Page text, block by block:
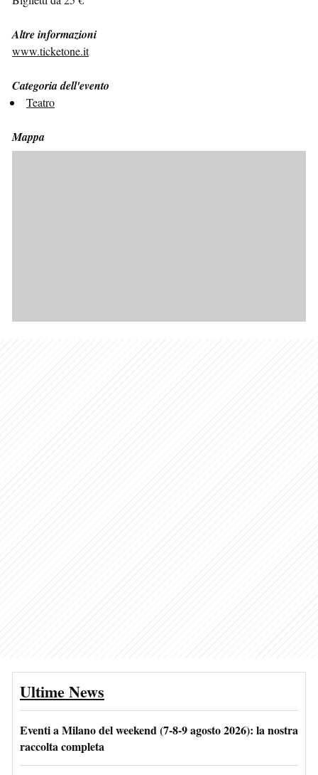
Altre informazioni
www.ticketone.it
Categoria dell'evento
Teatro
Mappa
Ultime News
Eventi a Milano del weekend (7-8-9 agosto 2026): la nostra
raccolta completa